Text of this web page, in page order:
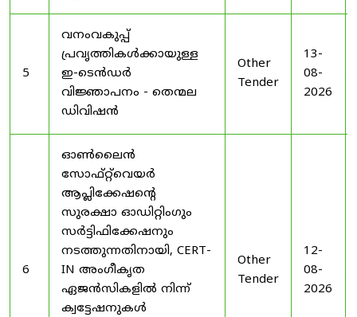
5
വനംവകുപ്പ്
പ്രവൃത്തികൾക്കായുള്ള
ഇ-ടെൻഡർ
വിജ്ഞാപനം - തെന്മല
ഡിവിഷൻ
Other
Tender
13-
08-
2026
6
ഓൺലൈൻ
സോഫ്റ്റ്‌വെയർ
ആപ്ലിക്കേഷന്റെ
സുരക്ഷാ ഓഡിറ്റിംഗും
സർട്ടിഫിക്കേഷനും
നടത്തുന്നതിനായി, CERT-
IN അംഗീകൃത
ഏജൻസികളിൽ നിന്ന്
ക്വട്ടേഷനുകൾ
Other
Tender
12-
08-
2026